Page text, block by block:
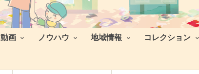
動画 ノウハウ 地域情報 コレクション